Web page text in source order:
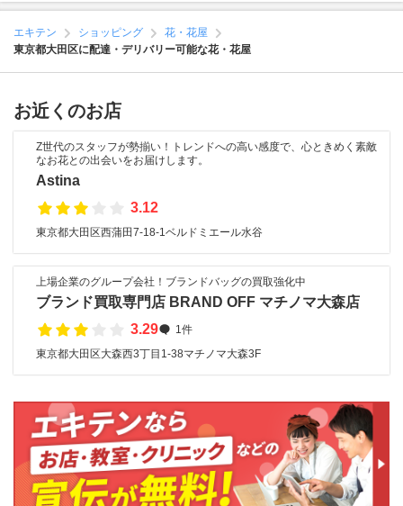
エキテン ショッピング
花・花屋
東京都大田区に配達・デリバリー可能な花・花屋
お近くのお店
Z世代のスタッフが勢揃い！トレンドへの高い感度で、心ときめく素敵
なお花との出会いをお届けします。
Astina
3.12
東京都大田区西蒲田7-18-1ベルドミエール水谷
上場企業のグループ会社！ブランドバッグの買取強化中
ブランド買取専門店 BRAND OFF マチノマ大森店
3.29
1件
東京都大田区大森西3丁目1-38マチノマ大森3F